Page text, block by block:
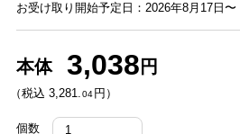
お受け取り開始予定日：2026年8月17日〜
本体 3,038 円
（税込 3,281. 04 円）
個数